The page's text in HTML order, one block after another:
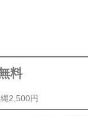
料
2,500円